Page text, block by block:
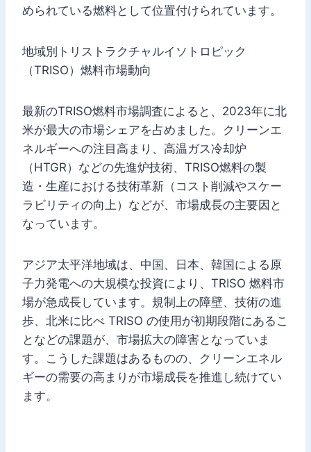
められている燃料として位置付けられています。
地域別トリストラクチャルイソトロピック
（TRISO）燃料市場動向
最新のTRISO燃料市場調査によると、2023年に北
米が最大の市場シェアを占めました。クリーンエ
ネルギーへの注目高まり、高温ガス冷却炉
（HTGR）などの先進炉技術、TRISO燃料の製
造・生産における技術革新（コスト削減やスケー
ラビリティの向上）などが、市場成長の主要因と
なっています。
アジア太平洋地域は、中国、日本、韓国による原
子力発電への大規模な投資により、TRISO 燃料市
場が急成長しています。規制上の障壁、技術の進
歩、北米に比べ TRISO の使用が初期段階にあるこ
となどの課題が、市場拡大の障害となっていま
す。こうした課題はあるものの、クリーンエネル
ギーの需要の高まりが市場成長を推進し続けてい
ます。